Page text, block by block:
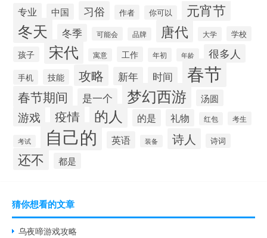
专业 中国 习俗 作者 你可以 元宵节
冬天 冬季 可能会 品牌 唐代 大学 学校
孩子 宋代 寓意 工作 年初 年龄 很多人
手机 技能 攻略 新年 时间 春节
春节期间 是一个 梦幻西游 汤圆
游戏 疫情 的人 的是 礼物 红包 考生
考试 自己的 英语 装备 诗人 诗词
还不 都是
猜你想看的文章
乌夜啼游戏攻略